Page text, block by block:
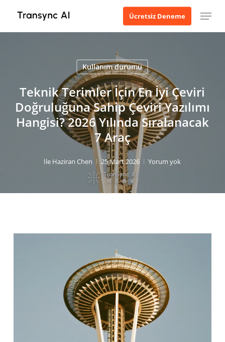
içeriğe
geç
Ücretsiz Deneme Menü
Kullanım durumu
Teknik Terimler İçin En İyi Çeviri
Doğruluğuna Sahip Çeviri Yazılımı
Hangisi? 2026 Yılında Sıralanacak
7 Araç
İle Haziran Chen 25 Mart 2026 Yorum yok